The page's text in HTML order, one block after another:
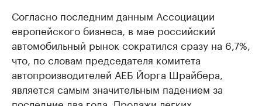
Согласно последним данным Ассоциации
европейского бизнеса, в мае российский
автомобильный рынок сократился сразу на 6,7%,
что, по словам председателя комитета
автопроизводителей АЕБ Йорга Шрайбера,
является самым значительным падением за